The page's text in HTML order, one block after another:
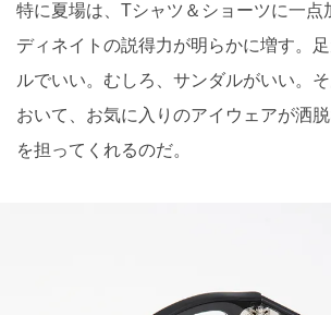
特に夏場は、Tシャツ＆ショーツに一点
ディネイトの説得力が明らかに増す。
ルでいい。むしろ、サンダルがいい。
おいて、お気に入りのアイウェアが洒
を担ってくれるのだ。